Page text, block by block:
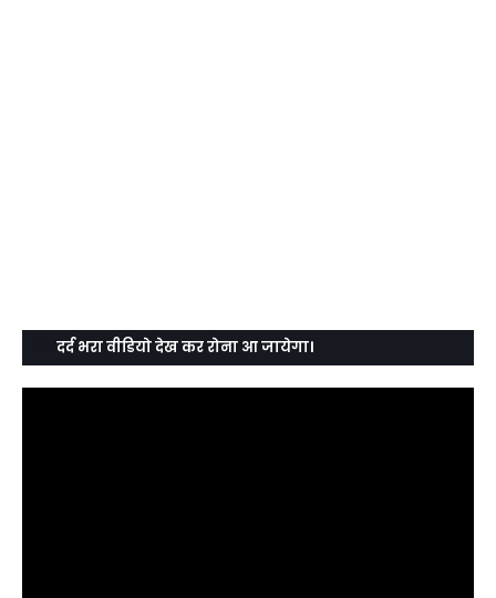
दर्द भरा वीडियो देख कर रोना आ जायेगा।